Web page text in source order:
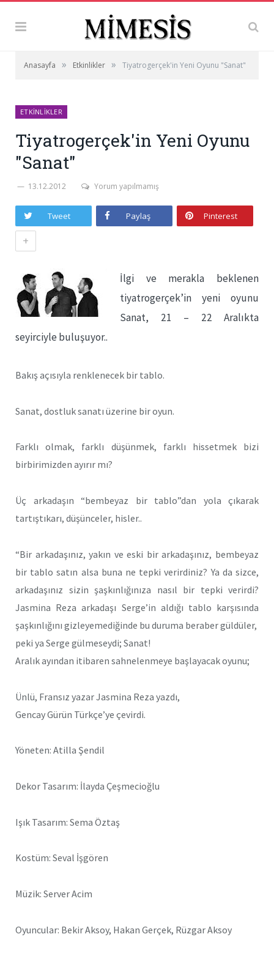
Anasayfa » Etkinlikler » Tiyatrogerçek'in Yeni Oyunu "Sanat"
ETKINLIKLER
Tiyatrogerçek'in Yeni Oyunu
"Sanat"
13.12.2012 Yorum yapılmamış
Tweet Paylaş Pinterest
+
İlgi ve merakla beklenen
tiyatrogerçek’in yeni oyunu
Sanat, 21 – 22 Aralıkta
seyirciyle buluşuyor..
Bakış açısıyla renklenecek bir tablo.
Sanat, dostluk sanatı üzerine bir oyun.
Farklı olmak, farklı düşünmek, farklı hissetmek bizi
birbirimizden ayırır mı?
Üç arkadaşın “bembeyaz bir tablo”dan yola çıkarak
tartıştıkarı, düşünceler, hisler..
“Bir arkadaşınız, yakın ve eski bir arkadaşınız, bembeyaz
bir tablo satın alsa buna ne tepki verirdiniz? Ya da sizce,
arkadaşınız sizin şaşkınlığınıza nasıl bir tepki verirdi?
Jasmina Reza arkadaşı Serge’in aldığı tablo karşısında
şaşkınlığını gizleyemediğinde bu duruma beraber güldüler,
peki ya Serge gülmeseydi; Sanat!
Aralık ayından itibaren sahnelenmeye başlayacak oyunu;
Ünlü, Fransız yazar Jasmina Reza yazdı,
Gencay Gürün Türkçe’ye çevirdi.
Yöneten: Atilla Şendil
Dekor Tasarım: İlayda Çeşmecioğlu
Işık Tasarım: Sema Öztaş
Kostüm: Seval İşgören
Müzik: Server Acim
Oyuncular: Bekir Aksoy, Hakan Gerçek, Rüzgar Aksoy